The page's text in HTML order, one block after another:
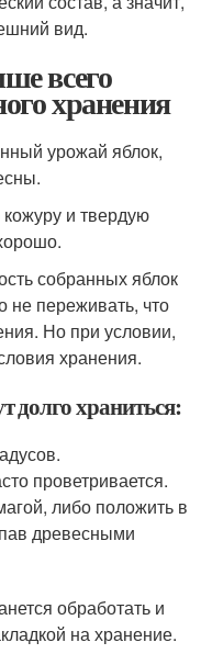
вид.
всего
хранения
урожай яблок,
и твердую
собранных яблок
не переживать, что
Но при условии,
хранения.
долго храниться:
проветривается.
либо положить в
древесными
обработать и
на хранение.